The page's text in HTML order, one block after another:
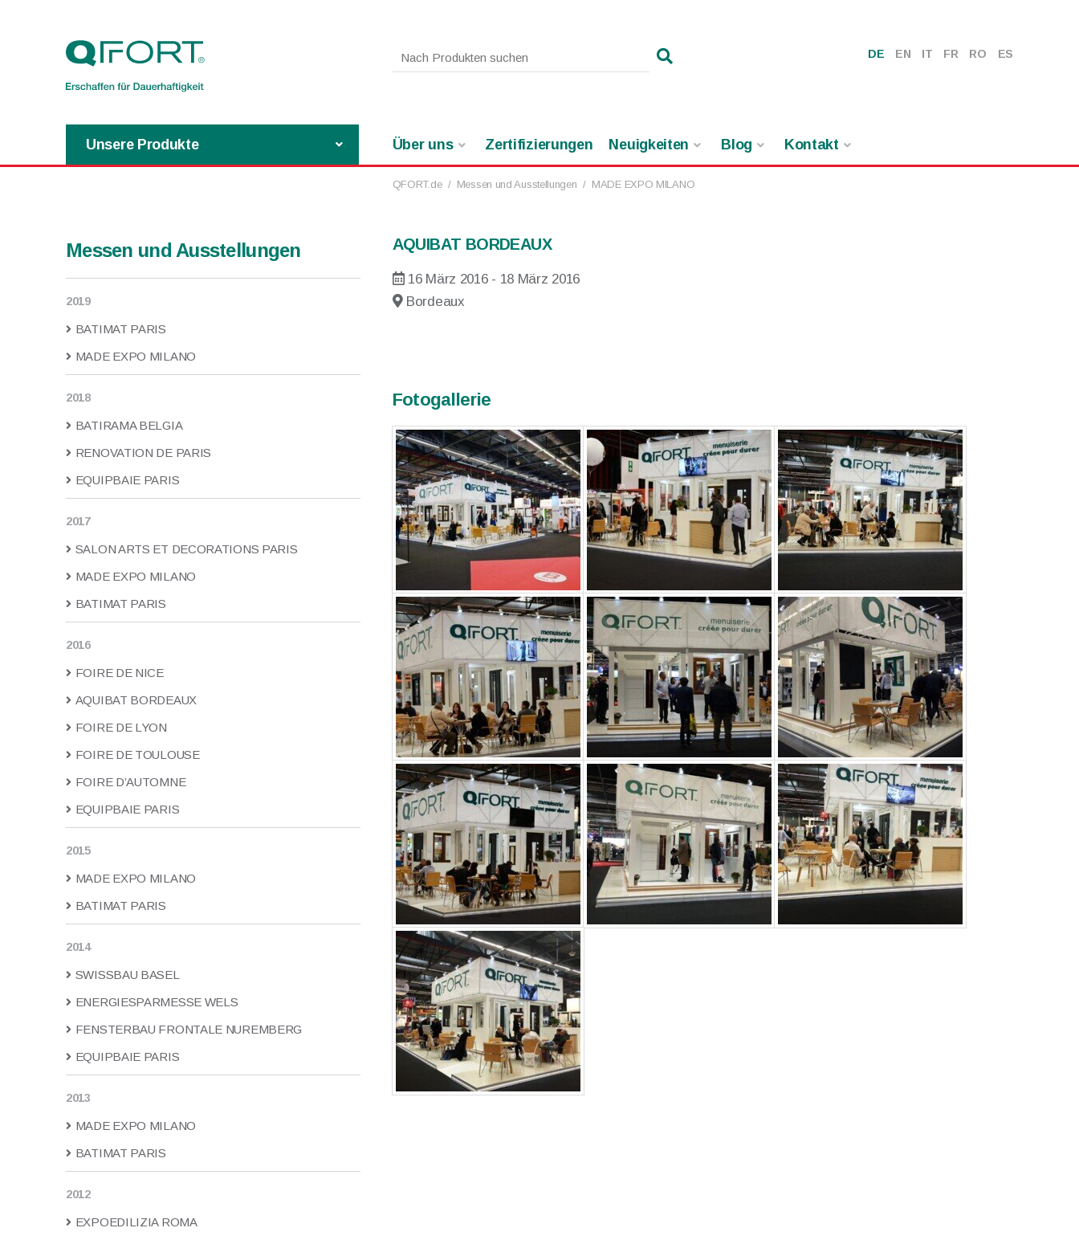
DE EN IT FR RO ES
Unsere Produkte Über uns Zertifizierungen Neuigkeiten Blog Kontakt
Messen und Ausstellungen
2019
BATIMAT PARIS
MADE EXPO MILANO
2018
BATIRAMA BELGIA
RENOVATION DE PARIS
EQUIPBAIE PARIS
2017
SALON ARTS ET DECORATIONS PARIS
MADE EXPO MILANO
BATIMAT PARIS
2016
FOIRE DE NICE
AQUIBAT BORDEAUX
FOIRE DE LYON
FOIRE DE TOULOUSE
FOIRE D’AUTOMNE
EQUIPBAIE PARIS
2015
MADE EXPO MILANO
BATIMAT PARIS
2014
SWISSBAU BASEL
ENERGIESPARMESSE WELS
FENSTERBAU FRONTALE NUREMBERG
EQUIPBAIE PARIS
2013
MADE EXPO MILANO
BATIMAT PARIS
2012
EXPOEDILIZIA ROMA
QFORT.de/ Messen und Ausstellungen / MADE EXPO MILANO
AQUIBAT BORDEAUX
16 März 2016 - 18 März 2016
Bordeaux
Fotogallerie